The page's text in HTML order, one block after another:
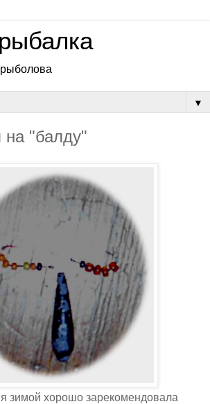
▼
на "балду"
зимой хорошо зарекомендовала